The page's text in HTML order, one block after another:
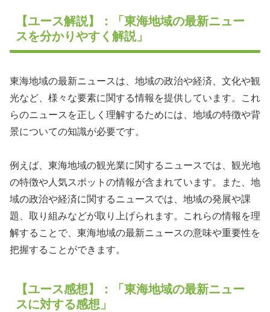
【ユース解説】：「東海地域の最新ニュー
スを分かりやすく解説」
東海地域の最新ニュースは、地域の政治や経済、文化や観
光など、様々な要素に関する情報を提供しています。これ
らのニュースを正しく理解するためには、地域の特徴や背
景についての知識が必要です。
例えば、東海地域の観光業に関するニュースでは、観光地
の特徴や人気スポットの情報が含まれています。また、地
域の政治や経済に関するニュースでは、地域の発展や課
題、取り組みなどが取り上げられます。これらの情報を理
解することで、東海地域の最新ニュースの意味や重要性を
把握することができます。
【ユース感想】：「東海地域の最新ニュー
スに対する感想」